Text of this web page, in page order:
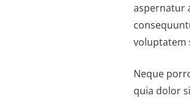
aspernatur
voluptatem
Neque
quia dolor